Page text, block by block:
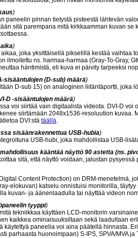
)
paneelin pinnan tietystä pisteestä lähtevän
sitä parempana mitä kirkkaamman kuvan
)
joka yksittäisellä pikselillä kestää vaihtaa
ilmoitettu ns. harmaa-harmaa (Gray-To-Gray,
häntimistä, eli kuva ei päivity tarpeeksi
sisääntulojen (D-sub) määrä)
D-sub 15) on analoginen liitäntäportti, joka
D -sisääntulojen määrä)
voi siirtää vain digitaalista videota. DVI-D
siirtämään 2048x1536-resoluution kuvaa.
DVI:stä täällä.
sisäänrakennettua USB-hubia)
USB-hubi, joka mahdollistaa USB-
kääntää näyttö 90 astetta (ns.
sitä, että näyttö voidaan, jalustan
Content Protection) on DRM-menetelmä,
elokuvan) katselu onnistuisi monitorilla,
kuvan- ja äänenlaadulla tai näyttää videon
tyyppi)
tekniikkaa käyttäen LCD-monitorin
kaikkea ominaisuuksiltaan sekä laadultaan
käytettyä paneelia voi aina päätellä hinnasta.
parhaasta huonoimpaan) S-IPS, SPVA/MVA ja